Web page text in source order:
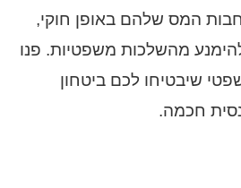
המס שלהם באופן חוקי,
מהשלכות משפטיות. פנו
שיבטיחו לכם ביטחון
חכמה.